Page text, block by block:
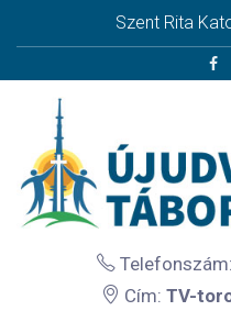
Szent Rita
Telefonszám:
Cím: TV-